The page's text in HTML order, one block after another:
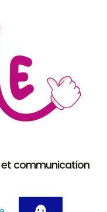
et communication